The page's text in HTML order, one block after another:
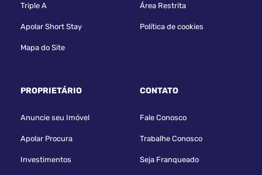
Triple A
Apolar Short Stay
Mapa do Site
Área Restrita
Política de cookies
PROPRIETÁRIO
Anuncie seu Imóvel
Apolar Procura
Investimentos
CONTATO
Fale Conosco
Trabalhe Conosco
Seja Franqueado